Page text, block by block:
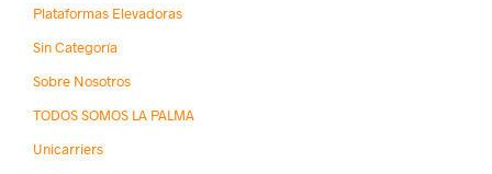
Plataformas Elevadoras
Sin Categoría
Sobre Nosotros
TODOS SOMOS LA PALMA
Unicarriers